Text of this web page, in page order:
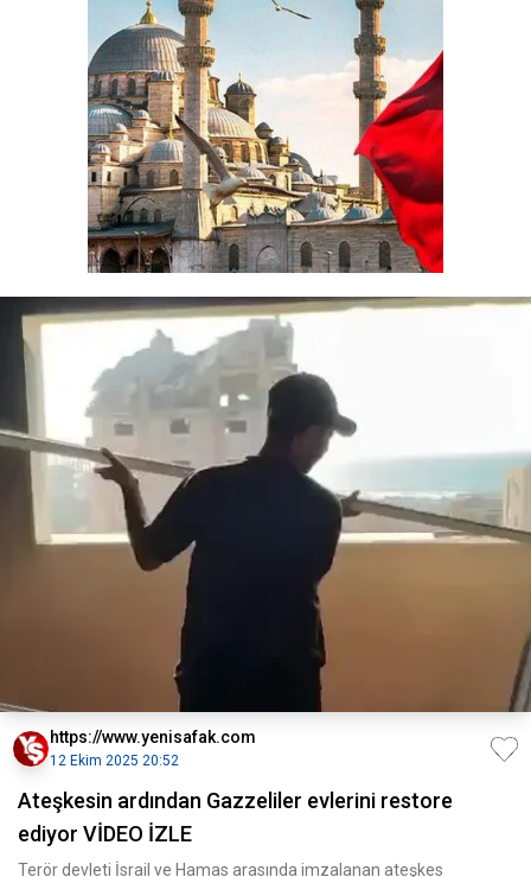
https://www.yenisafak.com
12 Ekim 2025 20:52
Ateşkesin ardından Gazzeliler evlerini restore
ediyor VİDEO İZLE
Terör devleti İsrail ve Hamas arasında imzalanan ateşkes